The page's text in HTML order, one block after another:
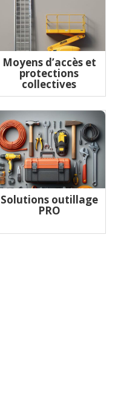
Moyens d’accès et
protections
collectives
Solutions outillage
PRO